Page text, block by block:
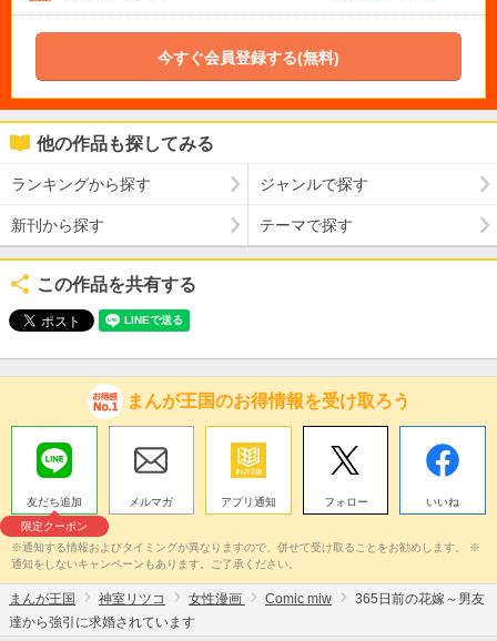
今すぐ会員登録する(無料)
他の作品も探してみる
ランキングから探す ジャンルで探す
新刊から探す テーマで探す
この作品を共有する
まんが王国のお得情報を受け取ろう
友だち追加
限定クーポン
メルマガ アプリ通知 フォロー いいね
※通知する情報およびタイミングが異なりますので、併せて受け取ることをお勧めします。 ※
通知をしないキャンペーンもあります。ご了承ください。
まんが王国 神室リツコ 女性漫画 Comic miw
365日前の花嫁～男友
達から強引に求婚されています